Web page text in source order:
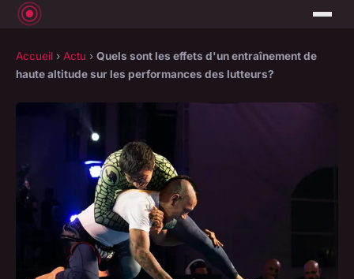
Accueil › Actu › Quels sont les effets d'un entraînement de
haute altitude sur les performances des lutteurs?